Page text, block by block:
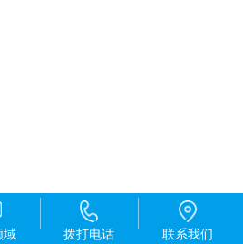
域 拨打电话 联系我们